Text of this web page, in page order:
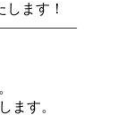
ます！
ます。